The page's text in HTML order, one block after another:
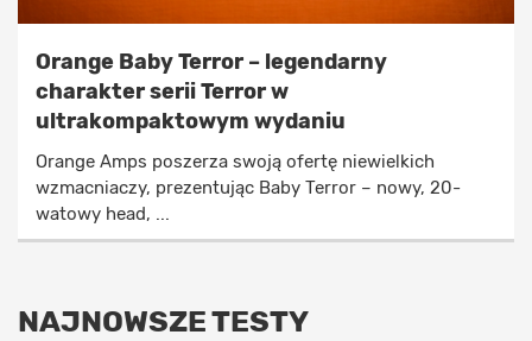
Orange Baby Terror – legendarny
charakter serii Terror w
ultrakompaktowym wydaniu
Orange Amps poszerza swoją ofertę niewielkich
wzmacniaczy, prezentując Baby Terror – nowy, 20-
watowy head, ...
NAJNOWSZE TESTY